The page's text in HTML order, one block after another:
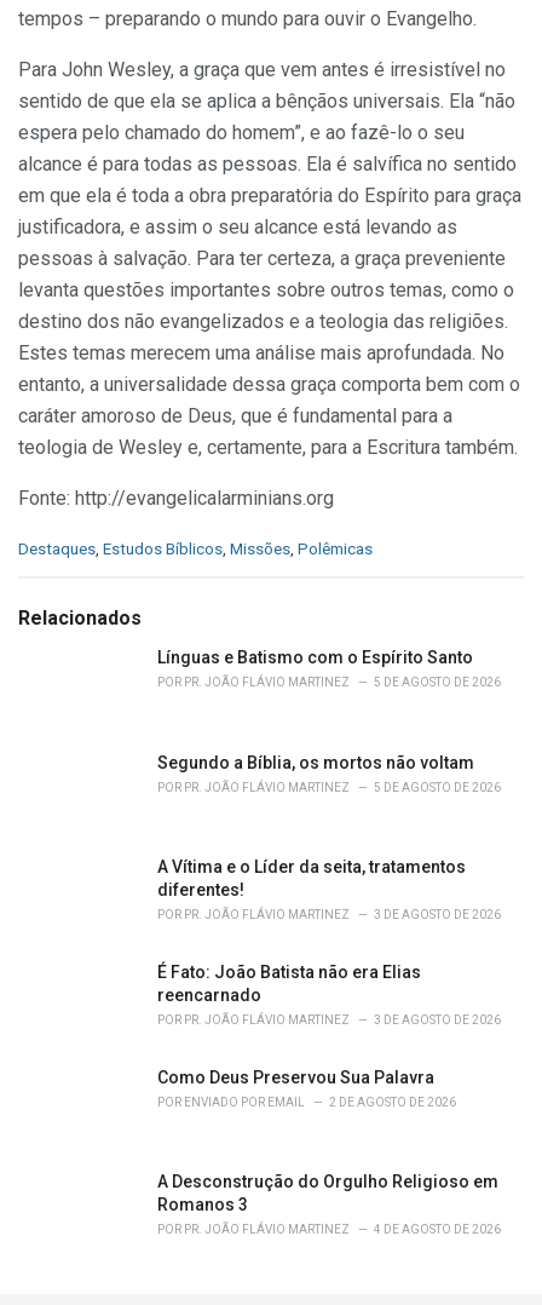
tempos – preparando o mundo para ouvir o Evangelho.
Para John Wesley, a graça que vem antes é irresistível no
sentido de que ela se aplica a bênçãos universais. Ela “não
espera pelo chamado do homem”, e ao fazê-lo o seu
alcance é para todas as pessoas. Ela é salvífica no sentido
em que ela é toda a obra preparatória do Espírito para graça
justificadora, e assim o seu alcance está levando as
pessoas à salvação. Para ter certeza, a graça preveniente
levanta questões importantes sobre outros temas, como o
destino dos não evangelizados e a teologia das religiões.
Estes temas merecem uma análise mais aprofundada. No
entanto, a universalidade dessa graça comporta bem com o
caráter amoroso de Deus, que é fundamental para a
teologia de Wesley e, certamente, para a Escritura também.
Fonte: http://evangelicalarminians.org
C
e
Destaques Estudos Bíblicos Missões Polêmicas
Relacionados
Línguas e Batismo com o Espírito Santo
POR PR. JOÃO FLÁVIO MARTINEZ 5 DE AGOSTO DE 2026
Segundo a Bíblia, os mortos não voltam
POR PR. JOÃO FLÁVIO MARTINEZ 5 DE AGOSTO DE 2026
A Vítima e o Líder da seita, tratamentos
diferentes!
POR PR. JOÃO FLÁVIO MARTINEZ 3 DE AGOSTO DE 2026
É Fato: João Batista não era Elias
reencarnado
POR PR. JOÃO FLÁVIO MARTINEZ 3 DE AGOSTO DE 2026
Como Deus Preservou Sua Palavra
POR ENVIADO POR EMAIL 2 DE AGOSTO DE 2026
A Desconstrução do Orgulho Religioso em
Romanos 3
POR PR. JOÃO FLÁVIO MARTINEZ 4 DE AGOSTO DE 2026